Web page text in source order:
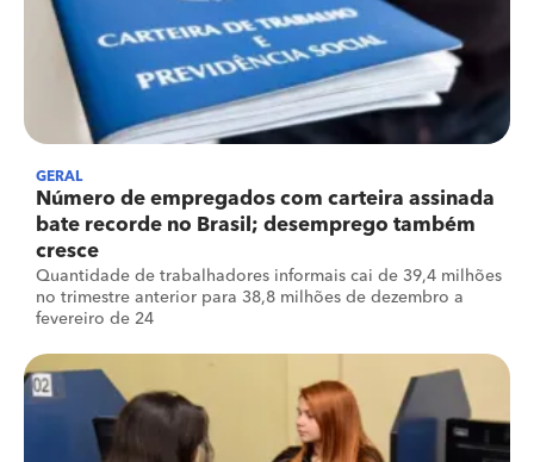
GERAL
Número de empregados com carteira assinada
bate recorde no Brasil; desemprego também
cresce
Quantidade de trabalhadores informais cai de 39,4 milhões
no trimestre anterior para 38,8 milhões de dezembro a
fevereiro de 24